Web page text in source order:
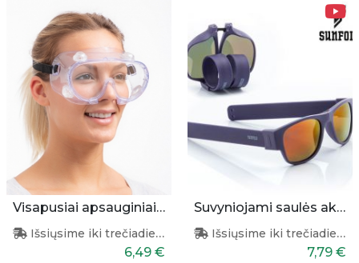
Visapusiai apsauginiai akiniai
Išsiųsime iki trečiadienio
6,49 €
Suvyniojami saulės akiniai (violetiniai)
Išsiųsime iki trečiadienio
7,79 €